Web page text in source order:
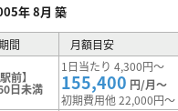
年 8月 築
間 月額目安
前】
日未満
1日当たり 4,300円～
155,400 円/月～
初期費用他 22,000円～